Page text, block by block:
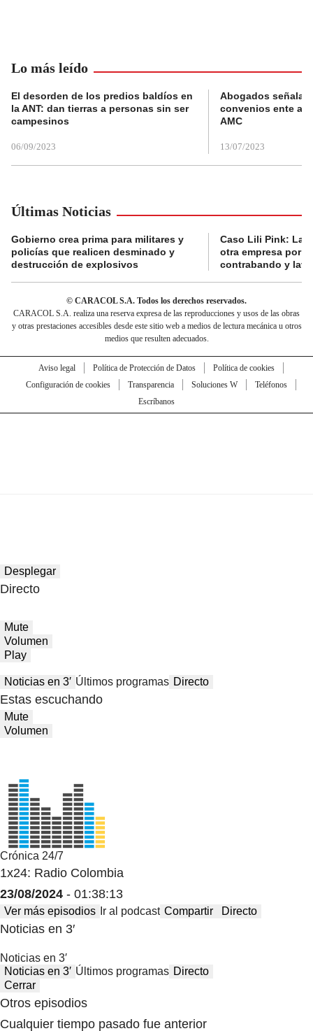
Lo más leído
El desorden de los predios baldíos en
la ANT: dan tierras a personas sin ser
campesinos
06/09/2023
Abogados
convenios ente
AMC
13/07/2023
Últimas Noticias
Gobierno crea prima para militares y
policías que realicen desminado y
destrucción de explosivos
Caso Lili Pink: La
otra empresa por
contrabando y
© CARACOL S.A. Todos los derechos reservados.
CARACOL S.A. realiza una reserva expresa de las reproducciones y usos de las obras
y otras prestaciones accesibles desde este sitio web a medios de lectura mecánica u otros
medios que resulten adecuados.
Aviso legal Política de Protección de Datos
Política de cookies
Configuración de cookies
Transparencia Soluciones W
Teléfonos
Escríbanos
Desplegar
Directo
Mute
Volumen
Play
Noticias en 3′ Últimos programas Directo
Estas escuchando
Mute
Volumen
Crónica 24/7
1x24: Radio Colombia
23/08/2024 - 01:38:13
Ver más episodios Ir al podcast Compartir Directo
Noticias en 3′
Noticias en 3′
Noticias en 3′ Últimos programas Directo
Cerrar
Otros episodios
Cualquier tiempo pasado fue anterior